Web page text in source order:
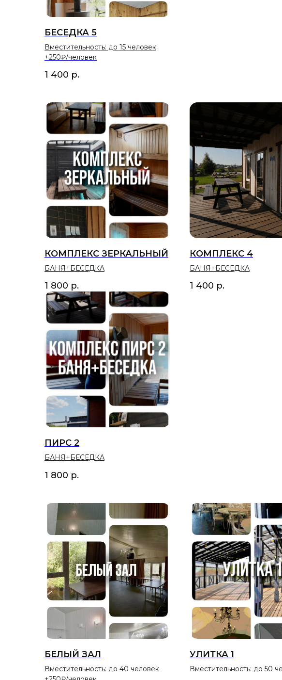
БЕСЕДКА 5
Вместительность: до 15 человек
+250₽/человек
1 400 р.
КОМПЛЕКС ЗЕРКАЛЬНЫЙ
БАНЯ+БЕСЕДКА
1 800 р.
КОМПЛЕКС 4
БАНЯ+БЕСЕДКА
1 400 р.
ПИРС 2
БАНЯ+БЕСЕДКА
1 800 р.
БЕЛЫЙ ЗАЛ
Вместительность: до 40 человек
УЛИТКА 1
Вместительность: до 50
УЮТНЫЙ ОТДЫХ